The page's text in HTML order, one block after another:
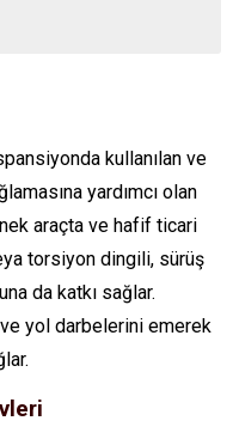
kullanılan ve
yardımcı olan
araçta ve hafif ticari
torsiyon dingili, sürüş
da katkı sağlar.
yol darbelerini emerek